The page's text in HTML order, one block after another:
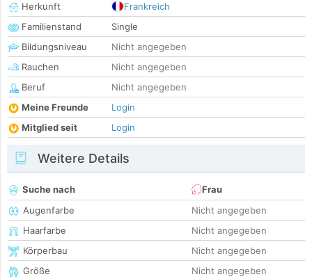
Herkunft
Frankreich
Familienstand
Single
Bildungsniveau
Nicht angegeben
Rauchen
Nicht angegeben
Beruf
Nicht angegeben
Meine Freunde
Login
Mitglied seit
Login
Weitere Details
Suche nach
Frau
Augenfarbe
Nicht angegeben
Haarfarbe
Nicht angegeben
Körperbau
Nicht angegeben
Größe
Nicht angegeben